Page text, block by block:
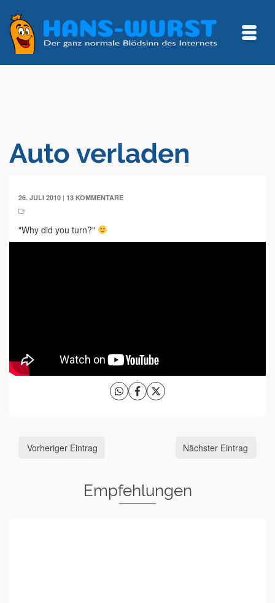
Auto verladen
26. JULI 2010 | 13 KOMMENTARE
"Why did you turn?"
Vorheriger Eintrag Nächster Eintrag
Empfehlungen